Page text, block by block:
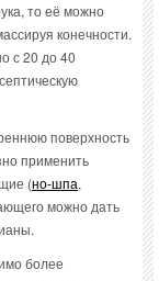
то её можно
конечности.
с 20 до 40
поверхность
применить
(но-шпа,
можно дать
более